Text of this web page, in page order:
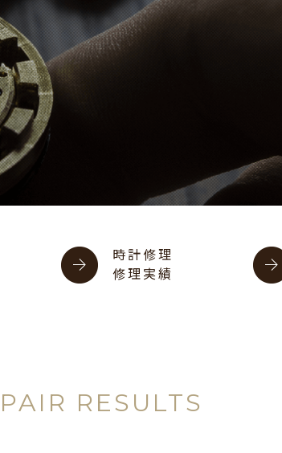
時計修理
修理実績
RESULTS